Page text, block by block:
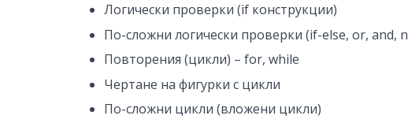
Логически проверки (if конструкции)
По-сложни логически проверки (if-else, or, and,
Повторения (цикли) – for, while
Чертане на фигурки с цикли
По-сложни цикли (вложени цикли)